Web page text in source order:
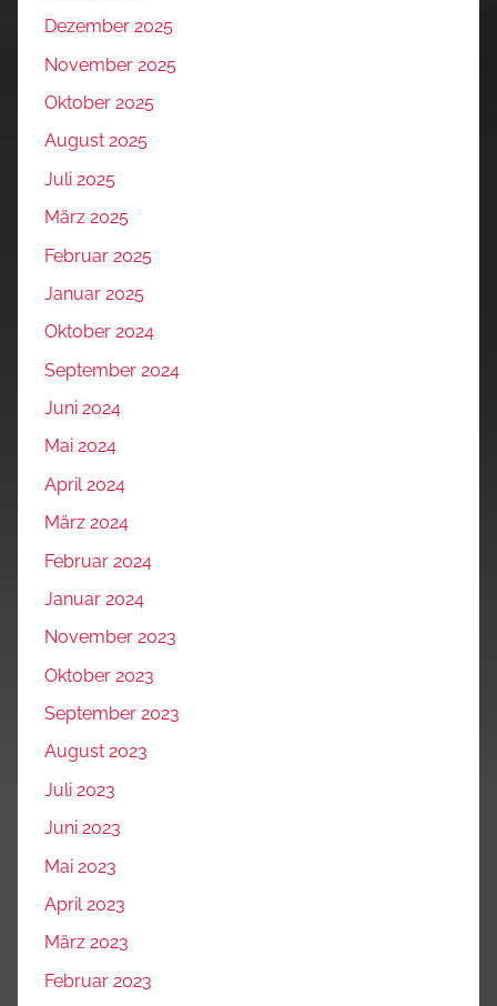
Dezember 2025
November 2025
Oktober 2025
August 2025
Juli 2025
März 2025
Februar 2025
Januar 2025
Oktober 2024
September 2024
Juni 2024
Mai 2024
April 2024
März 2024
Februar 2024
Januar 2024
November 2023
Oktober 2023
September 2023
August 2023
Juli 2023
Juni 2023
Mai 2023
April 2023
März 2023
Februar 2023